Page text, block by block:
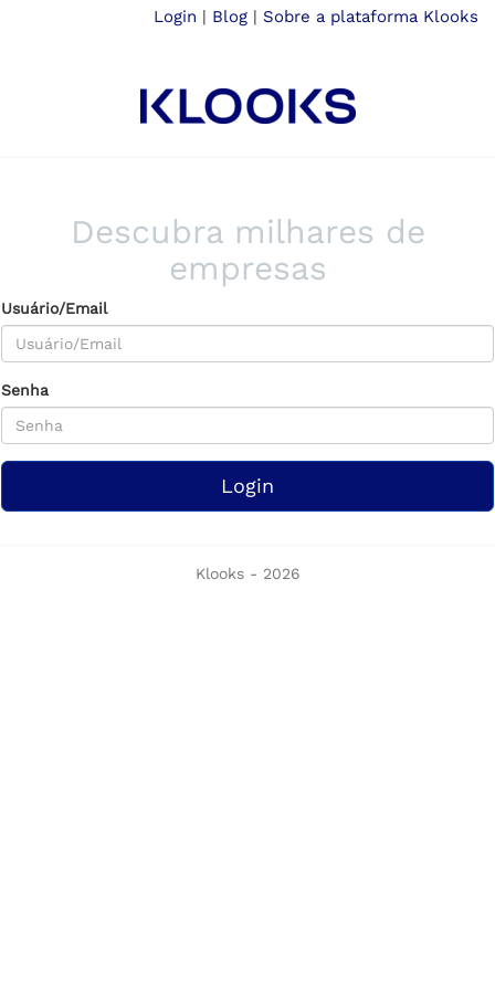
Login | Blog | Sobre a plataforma Klooks
Descubra milhares de
empresas
Usuário/Email
Senha
Login
Klooks - 2026